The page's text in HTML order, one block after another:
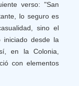
verso: "San
lo seguro es
sino el
iniciado desde la
en la Colonia,
con elementos